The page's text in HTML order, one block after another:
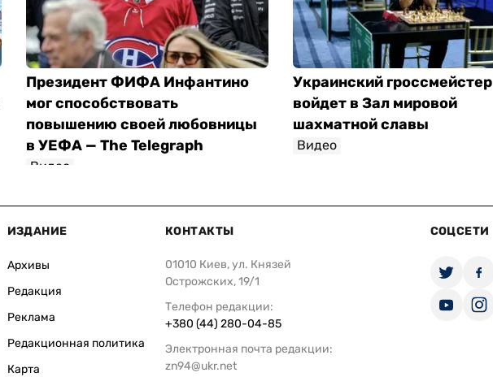
Президент ФИФА Инфантино
мог способствовать
повышению своей любовницы
в УЕФА — The Telegraph
Видео
Украинский гроссмейстер
войдет в Зал мировой
шахматной славы
Видео
ИЗДАНИЕ
Архивы
Редакция
Реклама
Редакционная политика
Карта
КОНТАКТЫ
01010 Киев, ул. Князей
Острожских, 19/1
Телефон редакции:
+380 (44) 280-04-85
Электронная почта редакции:
zn94@ukr.net
СОЦСЕТИ